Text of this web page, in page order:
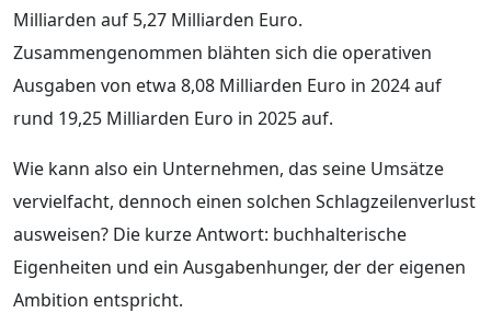
Milliarden auf 5,27 Milliarden Euro.
Zusammengenommen blähten sich die operativen
Ausgaben von etwa 8,08 Milliarden Euro in 2024 auf
rund 19,25 Milliarden Euro in 2025 auf.
Wie kann also ein Unternehmen, das seine Umsätze
vervielfacht, dennoch einen solchen Schlagzeilenverlust
ausweisen? Die kurze Antwort: buchhalterische
Eigenheiten und ein Ausgabenhunger, der der eigenen
Ambition entspricht.